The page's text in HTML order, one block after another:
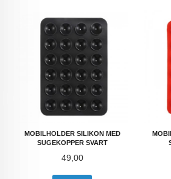
MOBILHOLDER SILIKON MED
SUGEKOPPER SVART
Pris
49,00